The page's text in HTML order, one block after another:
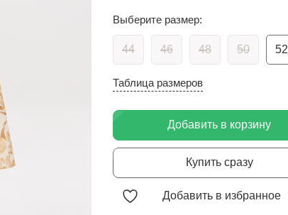
Выберите размер:
44 46 48 50 52
Таблица размеров
Добавить в корзину
Купить сразу
Добавить в избранное